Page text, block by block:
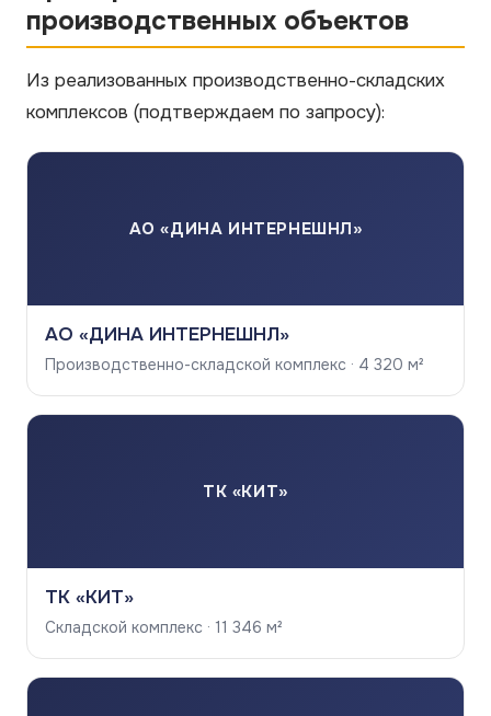
производственных объектов
Из реализованных производственно-складских
комплексов (подтверждаем по запросу):
АО «ДИНА ИНТЕРНЕШНЛ»
АО «ДИНА ИНТЕРНЕШНЛ»
Производственно-складской комплекс · 4 320 м²
ТК «КИТ»
ТК «КИТ»
Складской комплекс · 11 346 м²